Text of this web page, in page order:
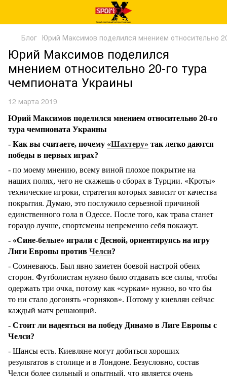
Блог Юрий Максимов поделился мнением относительно
Юрий Максимов поделился
мнением относительно 20-го тура
чемпионата Украины
12 марта 2019
Юрий Максимов поделился мнением относительно 20-го
тура чемпионата Украины
- Как вы считаете, почему «Шахтеру» так легко даются
победы в первых играх?
- по моему мнению, всему виной плохое покрытие на
наших полях, чего не скажешь о сборах в Турции. «Кроты»
технические игроки, стратегия которых зависит от качества
покрытия. Думаю, это послужило серьезной причиной
единственного гола в Одессе. После того, как трава станет
гораздо лучше, спортсмены непременно себя покажут.
- «Сине-белые» играли с Десной, ориентируясь на игру
Лиги Европы против Челси?
- Сомневаюсь. Был явно заметен боевой настрой обеих
сторон. Футболистам нужно было отдавать все силы, чтобы
одержать три очка, потому как «суркам» нужно, во что бы
то ни стало догонять «горняков». Потому у киевлян сейчас
каждый матч решающий.
- Стоит ли надеяться на победу Динамо в Лиге Европы с
Челси?
- Шансы есть. Киевляне могут добиться хороших
результатов в столице и в Лондоне. Безусловно, состав
Челси более сильный и опытный, что является очень